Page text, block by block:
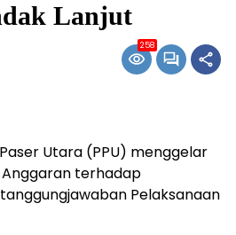
Lanjut
258
Utara (PPU) menggelar
terhadap
Pelaksanaan